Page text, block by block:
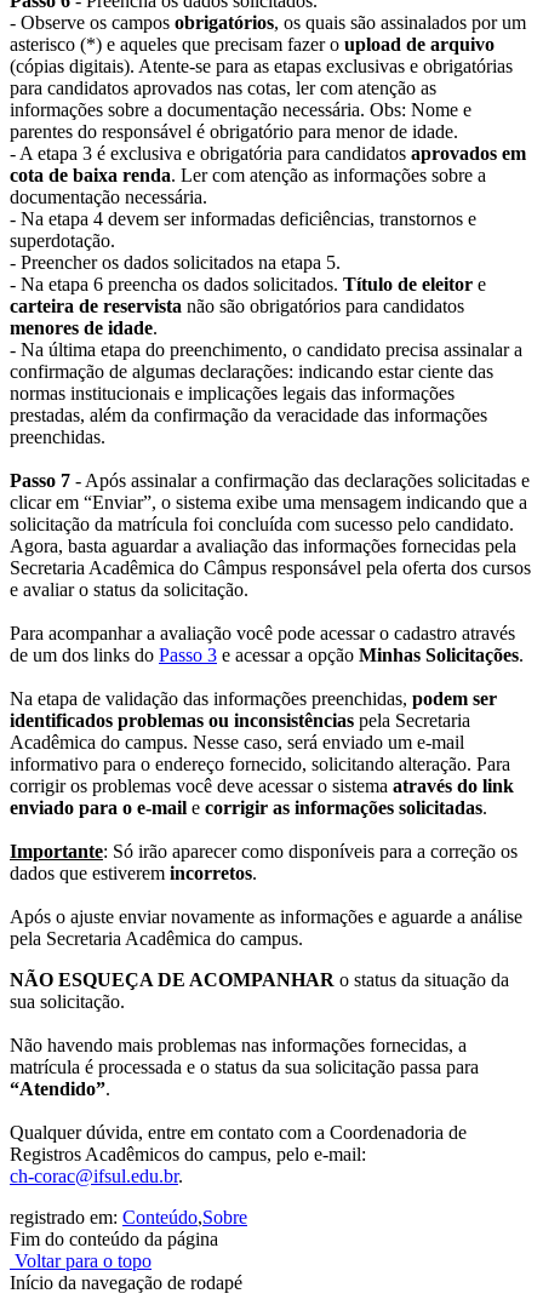
- Observe os campos obrigatórios, os quais são assinalados por um
asterisco (*) e aqueles que precisam fazer o upload de arquivo
(cópias digitais). Atente-se para as etapas exclusivas e obrigatórias
para candidatos aprovados nas cotas, ler com atenção as
informações sobre a documentação necessária. Obs: Nome e
parentes do responsável é obrigatório para menor de idade.
- A etapa 3 é exclusiva e obrigatória para candidatos aprovados em
cota de baixa renda. Ler com atenção as informações sobre a
documentação necessária.
- Na etapa 4 devem ser informadas deficiências, transtornos e
superdotação.
- Preencher os dados solicitados na etapa 5.
- Na etapa 6 preencha os dados solicitados. Título de eleitor e
carteira de reservista não são obrigatórios para candidatos
menores de idade.
- Na última etapa do preenchimento, o candidato precisa assinalar a
confirmação de algumas declarações: indicando estar ciente das
normas institucionais e implicações legais das informações
prestadas, além da confirmação da veracidade das informações
preenchidas.
Passo 7 - Após assinalar a confirmação das declarações solicitadas e
clicar em “Enviar”, o sistema exibe uma mensagem indicando que a
solicitação da matrícula foi concluída com sucesso pelo candidato.
Agora, basta aguardar a avaliação das informações fornecidas pela
Secretaria Acadêmica do Câmpus responsável pela oferta dos cursos
e avaliar o status da solicitação.
Para acompanhar a avaliação você pode acessar o cadastro através
de um dos links do Passo 3 e acessar a opção Minhas Solicitações.
Na etapa de validação das informações preenchidas, podem ser
identificados problemas ou inconsistências pela Secretaria
Acadêmica do campus. Nesse caso, será enviado um e-mail
informativo para o endereço fornecido, solicitando alteração. Para
corrigir os problemas você deve acessar o sistema através do link
enviado para o e-mail e corrigir as informações solicitadas.
Importante: Só irão aparecer como disponíveis para a correção os
dados que estiverem incorretos.
Após o ajuste enviar novamente as informações e aguarde a análise
pela Secretaria Acadêmica do campus.
NÃO ESQUEÇA DE ACOMPANHAR o status da situação da
sua solicitação.
Não havendo mais problemas nas informações fornecidas, a
matrícula é processada e o status da sua solicitação passa para
“Atendido”.
Qualquer dúvida, entre em contato com a Coordenadoria de
Registros Acadêmicos do campus, pelo e-mail:
ch-corac@ifsul.edu.br.
registrado em: Conteúdo,Sobre
Fim do conteúdo da página
Voltar para o topo
Início da navegação de rodapé